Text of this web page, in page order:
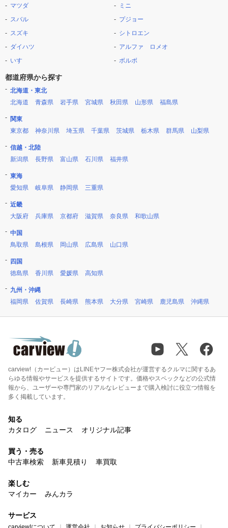
マツダ
スバル
スズキ
ダイハツ
いすゞ
ミニ
プジョー
シトロエン
アルファ ロメオ
ボルボ
都道府県から探す
北海道・東北
北海道
青森県 岩手県 宮城県 秋田県 山形県 福島県
関東
東京都
神奈川県 埼玉県 千葉県 茨城県 栃木県 群馬県 山梨県
信越・北陸
新潟県
長野県 富山県 石川県 福井県
東海
愛知県
岐阜県 静岡県 三重県
近畿
大阪府
兵庫県 京都府 滋賀県 奈良県 和歌山県
中国
鳥取県
島根県 岡山県 広島県 山口県
四国
徳島県
香川県 愛媛県 高知県
九州・沖縄
福岡県
佐賀県 長崎県 熊本県 大分県 宮崎県 鹿児島県 沖縄県
carview!（カービュー）はLINEヤフー株式会社が運営するクルマに関するあ
らゆる情報やサービスを提供するサイトです。価格やスペックなどの公式情
報から、ユーザーや専門家のリアルなレビューまで購入検討に役立つ情報を
多く掲載しています。
知る
カタログ
ニュース オリジナル記事
買う・売る
中古車検索
新車見積り 車買取
楽しむ
マイカー
みんカラ
サービス